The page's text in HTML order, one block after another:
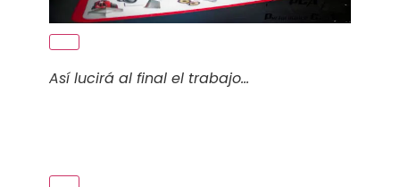
Así lucirá al final el trabajo…